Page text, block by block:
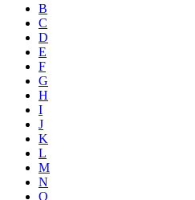
B
C
D
E
F
G
H
I
J
K
L
M
N
O